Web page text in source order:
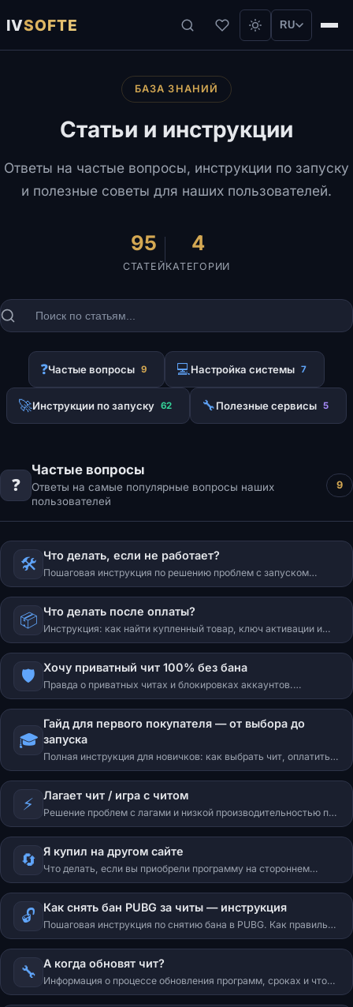
IVSOFTE RU
БАЗА ЗНАНИЙ
Статьи и инструкции
Ответы на частые вопросы, инструкции по запуску
и полезные советы для наших пользователей.
95
СТАТЕЙ
4
КАТЕГОРИИ
❓Частые вопросы 9 💻 Настройка системы 7
🚀Инструкции по запуску 62 🔧Полезные сервисы 5
❓
Частые вопросы
Ответы на самые популярные вопросы наших
пользователей
9
🛠️ Что делать, если не работает?
Пошаговая инструкция по решению проблем с запуском
программного обеспечения. Отключение антивируса,
защитных служб и античитов.
📦 Что делать после оплаты?
Инструкция: как найти купленный товар, ключ активации и
ссылку на скачивание после оплаты на IVSOFTE.
🛡️ Хочу приватный чит 100% без бана
Правда о приватных читах и блокировках аккаунтов.
Рекомендации по безопасному использованию.
🎓
Гайд для первого покупателя — от выбора до
запуска
Полная инструкция для новичков: как выбрать чит, оплатить,
скачать, активировать и запустить. Всё в одном месте.
⚡ Лагает чит / игра с читом
Решение проблем с лагами и низкой производительностью при
использовании программ.
🔄 Я купил на другом сайте
Что делать, если вы приобрели программу на стороннем
ресурсе и столкнулись с проблемами.
🔓 Как снять бан PUBG за читы — инструкция
Пошаговая инструкция по снятию бана в PUBG. Как правильно
подать обращение в поддержку KRAFTON и увеличить шансы
на разблокировку аккаунта.
🔧 А когда обновят чит?
Информация о процессе обновления программ, сроках и что
делать во время ожидания.